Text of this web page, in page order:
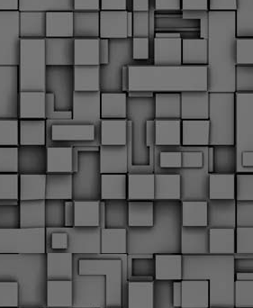
Το Dimastin, αναζητεί σχετικό
διαδίκτυο και σας το παρουσιάζει σε
σας καλούμε, αν διαπιστώσετε ότι
ορκωμοσίες, μπορείτε να στέλνετε το
στο dimasthes@gmail.gr ώστε να το
Ορκίστηκαν οι 75 νέοι δημοτικοί
Τι τους ζήτησε ο Αγγελούδης
έργο της δημοτικής αστυνομίας στο δήμο
το πρωί της Τετάρτης 18 Μαρτίου
δημοτικοί αστυνομικοί.
μήνες αποκτά ένα ισχυρό σώμα η
Θα είναι πιο κοντά στον πολίτη. Είχα την
στην ορκωμοσία τους.